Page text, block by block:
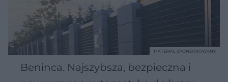
Beninca. Najszybsza, bezpieczna i
MATERIAŁ SPONSOROWANY